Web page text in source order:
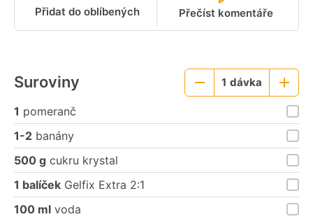
Přidat do oblíbených Přečíst komentáře
Suroviny
Menší
1 dávka
Větší
porce
1 pomeranč
1-2 banány
500 g cukru krystal
1 balíček Gelfix Extra 2:1
100 ml voda